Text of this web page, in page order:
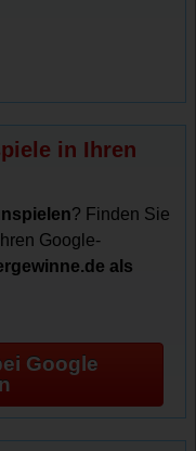
in Ihren
? Finden Sie
Google-
als
Google